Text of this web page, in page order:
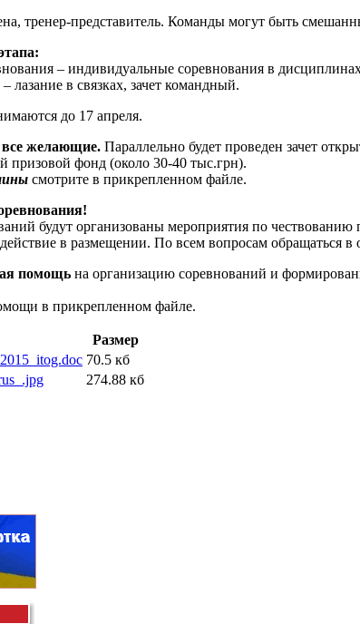
тренер-представитель. Команды могут быть
– индивидуальные соревнования в
в связках, зачет командный.
до 17 апреля.
желающие. Параллельно будет проведен зачет
призовой фонд (около 30-40 тыс.грн).
смотрите в прикрепленном файле.
будут организованы мероприятия по чествованию
в размещении. По всем вопросам обращаться в
помощь на организацию соревнований и
в прикрепленном файле.
Размер
70.5 кб
274.88 кб